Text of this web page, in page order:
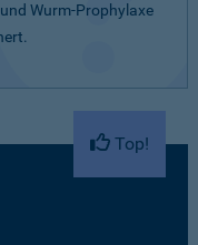
Wurm-Prophylaxe
Top!